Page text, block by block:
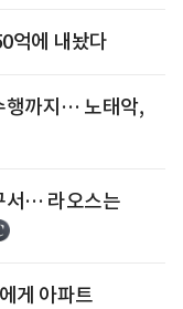
억에 내놨다
행까지… 노태악,
서… 라오스는
게 아파트